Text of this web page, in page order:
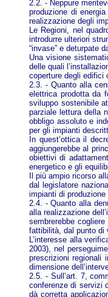
2.2. - Neppure
produzione di
realizzazione degli
Le Regioni, nel
introdurre ulteriori
“invase” e deturpate
Una visione
delle quali
coperture degli edifici
2.3. - Quanto alla
elettrica prodotta da
sviluppo sostenibile
parziale lettura della
obbligo assoluto e
per gli impianti
In quest’ottica il
aggiungerebbe al
obiettivi di
energetico e gli
Il più ampio ricorso
dal legislatore
impianti di
2.4. - Quanto alla
alla realizzazione
sembrerebbe
fattibilità, dal punto di
L’interesse alla
2003), nel
prescrizioni regionali
dimensione
2.5. - Sull’art. 7,
conferenze di servizi
dà corretta